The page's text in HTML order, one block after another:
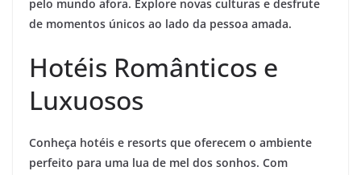
pelo mundo afora. Explore novas culturas e desfrute
de momentos únicos ao lado da pessoa amada.
Hotéis Românticos e
Luxuosos
Conheça hotéis e resorts que oferecem o ambiente
perfeito para uma lua de mel dos sonhos. Com